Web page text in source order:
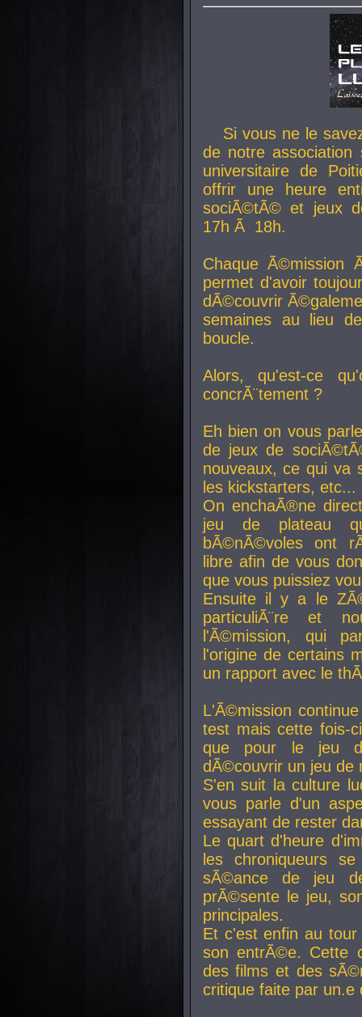
Si vous ne le
de notre
universitaire de
offrir une heure
sociÃ©tÃ© et jeux
17h Ã 18h.
Chaque Ã©mission
permet d'avoir
dÃ©couvrir
semaines au lieu
boucle.
Alors, qu'est-ce
concrÃ¨tement ?
Eh bien on vous
de jeux de
nouveaux, ce qui va
les kickstarters, etc...
On enchaÃ®ne
jeu de plateau
bÃ©nÃ©voles ont
libre afin de vous
que vous puissiez
Ensuite il y a le
particuliÃ¨re et
l'Ã©mission, qui
l'origine de certains
un rapport avec le
L'Ã©mission
test mais cette fois-
que pour le jeu
dÃ©couvrir un jeu de
S'en suit la culture
vous parle d'un
essayant de rester
Le quart d'heure
les chroniqueurs
sÃ©ance de jeu
prÃ©sente le jeu,
principales.
Et c'est enfin au
son entrÃ©e. Cette
des films et des
critique faite par